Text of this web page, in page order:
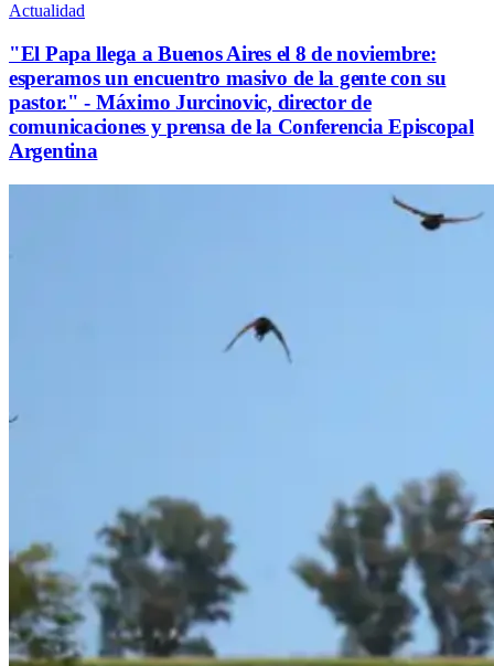
Actualidad
"El Papa llega a Buenos Aires el 8 de noviembre:
esperamos un encuentro masivo de la gente con su
pastor." - Máximo Jurcinovic, director de
comunicaciones y prensa de la Conferencia Episcopal
Argentina